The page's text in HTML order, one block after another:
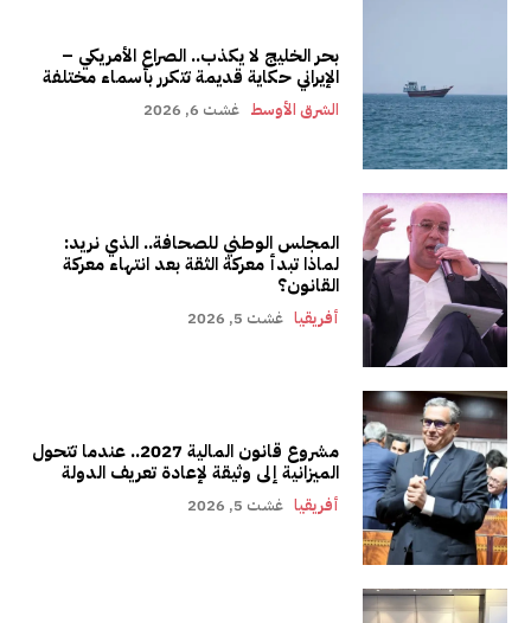
بحر الخليج لا يكذب.. الصراع الأمريكي –
الإيراني حكاية قديمة تتكرر بأسماء مختلفة
الشرق الأوسط غشت 6, 2026
المجلس الوطني للصحافة.. الذي نريد:
لماذا تبدأ معركة الثقة بعد انتهاء معركة
القانون؟
أفريقيا غشت 5, 2026
مشروع قانون المالية 2027.. عندما تتحول
الميزانية إلى وثيقة لإعادة تعريف الدولة
أفريقيا غشت 5, 2026